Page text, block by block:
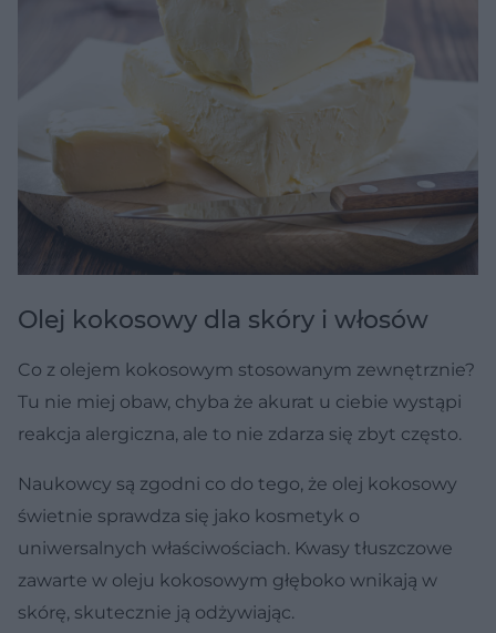
Olej kokosowy dla skóry i włosów
Co z olejem kokosowym stosowanym zewnętrznie?
Tu nie miej obaw, chyba że akurat u ciebie wystąpi
reakcja alergiczna, ale to nie zdarza się zbyt często.
Naukowcy są zgodni co do tego, że olej kokosowy
świetnie sprawdza się jako kosmetyk o
uniwersalnych właściwościach. Kwasy tłuszczowe
zawarte w oleju kokosowym głęboko wnikają w
skórę, skutecznie ją odżywiając.